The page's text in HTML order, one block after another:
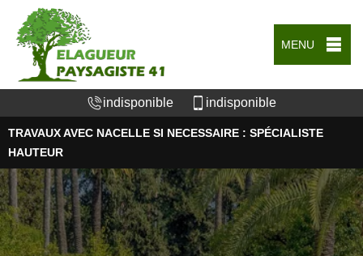
MENU
indisponible indisponible
TRAVAUX AVEC NACELLE SI NECESSAIRE : SPÉCIALISTE
HAUTEUR